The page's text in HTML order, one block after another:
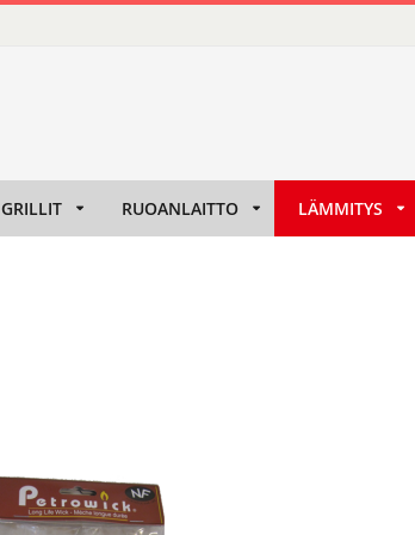
GRILLIT RUOANLAITTO LÄMMITYS